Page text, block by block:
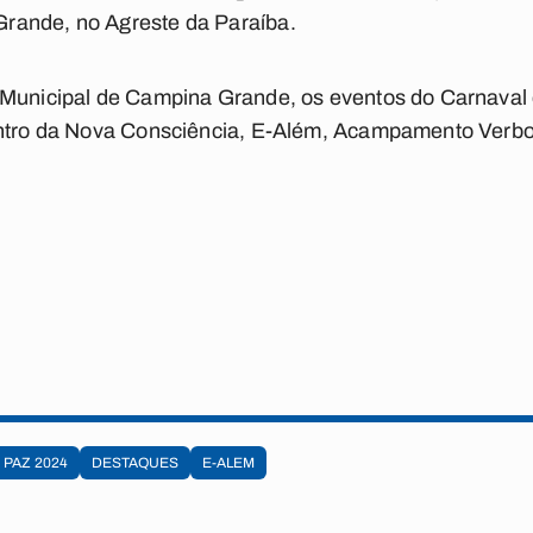
no Agreste da Paraíba.
de Campina Grande, os eventos do
da Nova Consciência, E-Além, Acampamento
PAZ 2024 DESTAQUES E-ALEM